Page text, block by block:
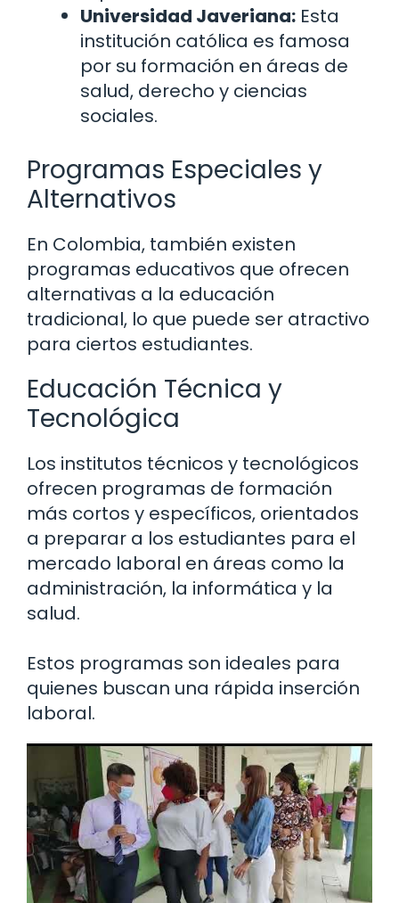
Universidad Javeriana: Esta
institución católica es famosa
por su formación en áreas de
salud, derecho y ciencias
sociales.
Programas Especiales y
Alternativos
En Colombia, también existen
programas educativos que ofrecen
alternativas a la educación
tradicional, lo que puede ser atractivo
para ciertos estudiantes.
Educación Técnica y
Tecnológica
Los institutos técnicos y tecnológicos
ofrecen programas de formación
más cortos y específicos, orientados
a preparar a los estudiantes para el
mercado laboral en áreas como la
administración, la informática y la
salud.
Estos programas son ideales para
quienes buscan una rápida inserción
laboral.